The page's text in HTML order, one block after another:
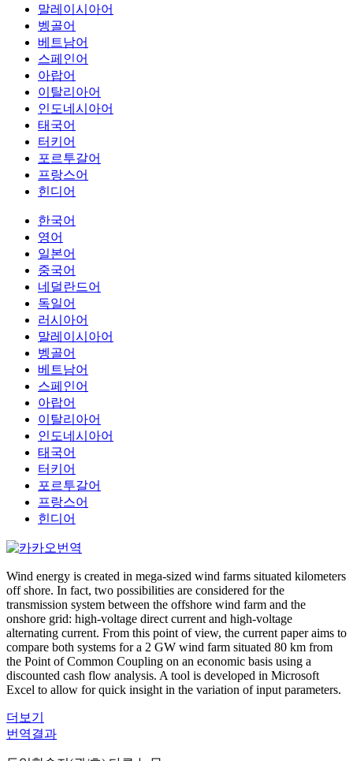
말레이시아어
벵골어
베트남어
스페인어
아랍어
이탈리아어
인도네시아어
태국어
터키어
포르투갈어
프랑스어
힌디어
한국어
영어
일본어
중국어
네덜란드어
독일어
러시아어
말레이시아어
벵골어
베트남어
스페인어
아랍어
이탈리아어
인도네시아어
태국어
터키어
포르투갈어
프랑스어
힌디어
Wind energy is created in mega-sized wind farms situated kilometers
off shore. In fact, two possibilities are considered for the
transmission system between the offshore wind farm and the
onshore grid: high-voltage direct current and high-voltage
alternating current. From this point of view, the current paper aims to
compare both systems for a 2 GW wind farm situated 80 km from
the Point of Common Coupling on an economic basis using a
discounted cash flow analysis. A tool is developed in Microsoft
Excel to allow for quick insight in the variation of input parameters.
더보기
번역결과